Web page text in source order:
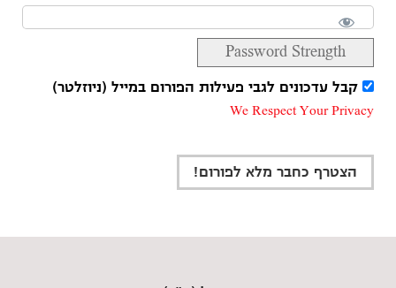
Password Strength
קבל עדכונים לגבי פעילות הפורום במייל (ניוזלטר)
We Respect Your Privacy
No val